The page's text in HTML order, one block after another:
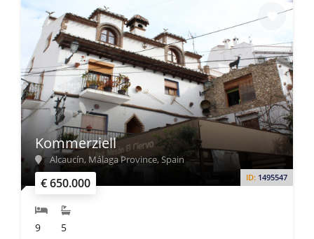
€ 650.000 ID: 1495547
Kommerziell
Alcaucín, Málaga Province, Spain
9 5